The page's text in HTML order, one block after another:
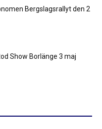
Bergslagsrallyt den 2
Show Borlänge 3 maj